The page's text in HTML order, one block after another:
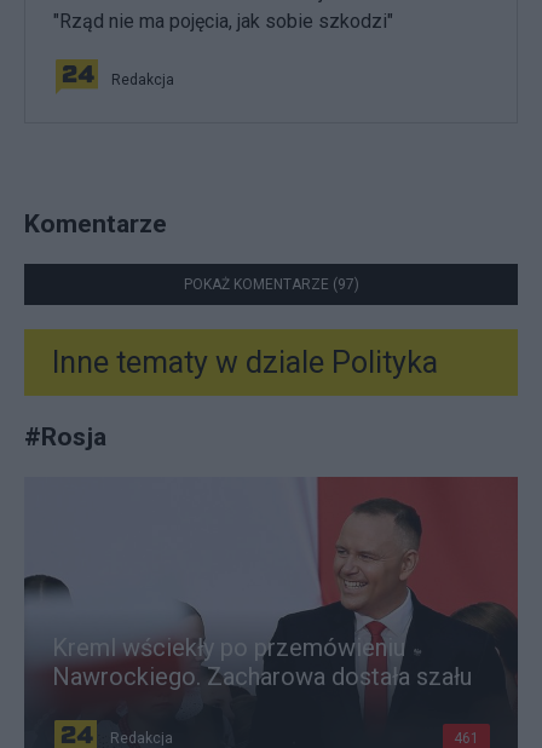
"Rząd nie ma pojęcia, jak sobie szkodzi"
Redakcja
Komentarze
POKAŻ KOMENTARZE (97)
Inne tematy w dziale Polityka
#Rosja
Kreml wściekły po przemówieniu
Nawrockiego. Zacharowa dostała szału
Redakcja 461